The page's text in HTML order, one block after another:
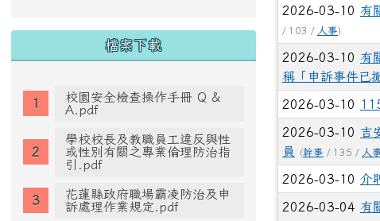
檔案下載
校園安全檢查操作手冊 Q &
A.pdf
學校校長及教職員工違反與性
或性別有關之專業倫理防治指
引.pdf
花蓮縣政府職場霸凌防治及申
訴處理作業規定.pdf
2026-03-10 有
/ 103 / 人事)
2026-03-10 有
稱「申訴事件已
2026-03-10
2026-03-10 吉
員
(幹事 / 135 / 人
2026-03-10 介
2026-03-04 有